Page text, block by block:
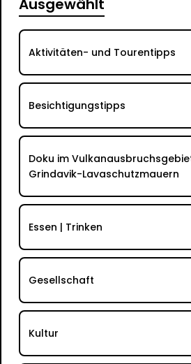
Ausgewählt
Aktivitäten- und Tourentipps
Besichtigungstipps
Doku im
Grindavik-Lavaschutzmauern
Essen | Trinken
Gesellschaft
Kultur